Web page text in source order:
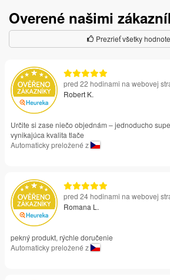
Overené našimi
Prezrieť všetky
pred 22 hodinami na webovej
Robert K.
Určite si zase niečo objednám – jednoducho
vynikajúca kvalita tlače
Automaticky preložené z
pred 24 hodinami na webovej
Romana L.
pekný produkt, rýchle doručenie
Automaticky preložené z